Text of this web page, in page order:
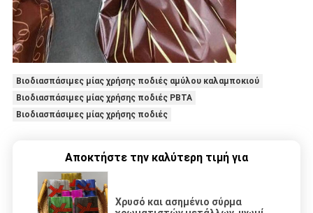
Βιοδιασπάσιμες μίας χρήσης ποδιές αμύλου καλαμποκιού
Βιοδιασπάσιμες μίας χρήσης ποδιές PBTA
Βιοδιασπάσιμες μίας χρήσης ποδιές
Αποκτήστε την καλύτερη τιμή για
Χρυσό και ασημένιο σύρμα